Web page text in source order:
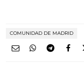
COMUNIDAD DE MADRID